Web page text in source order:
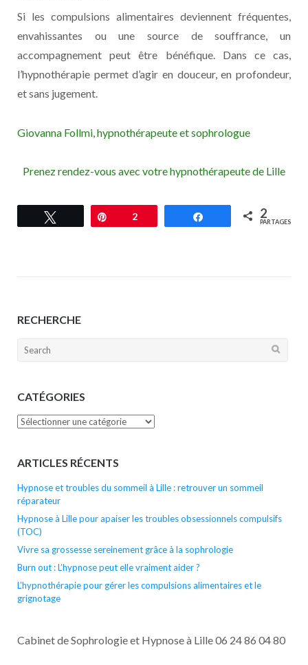
Si les compulsions alimentaires deviennent fréquentes,
envahissantes ou une source de souffrance, un
accompagnement peut être bénéfique. Dans ce cas,
l’hypnothérapie permet d’agir en douceur, en profondeur,
et sans jugement.
Giovanna Follmi, hypnothérapeute et sophrologue
Prenez rendez-vous avec votre hypnothérapeute de Lille
Tweetez Épingle
2 Partagez 2
PARTAGES
RECHERCHE
for:
CATÉGORIES
Catégories
ARTICLES RÉCENTS
Hypnose et troubles du sommeil à Lille : retrouver un sommeil
réparateur
Hypnose à Lille pour apaiser les troubles obsessionnels compulsifs
(TOC)
Vivre sa grossesse sereinement grâce à la sophrologie
Burn out : L’hypnose peut elle vraiment aider ?
L’hypnothérapie pour gérer les compulsions alimentaires et le
grignotage
Cabinet de Sophrologie et Hypnose à Lille 06 24 86 04 80